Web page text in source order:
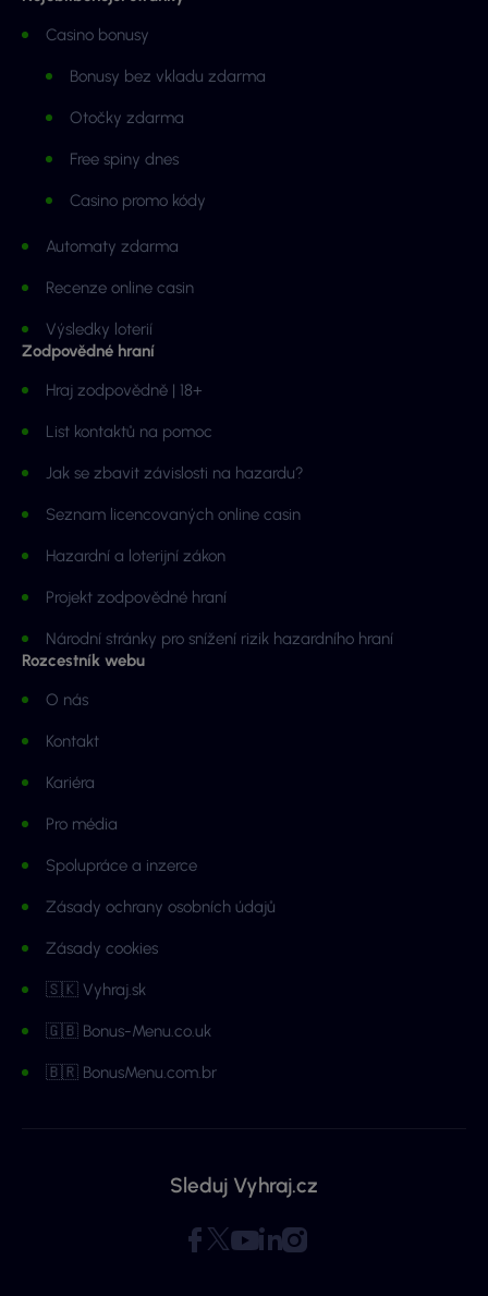
Casino bonusy
Bonusy bez vkladu zdarma
Otočky zdarma
Free spiny dnes
Casino promo kódy
Automaty zdarma
Recenze online casin
Výsledky loterií
Zodpovědné hraní
Hraj zodpovědně | 18+
List kontaktů na pomoc
Jak se zbavit závislosti na hazardu?
Seznam licencovaných online casin
Hazardní a loterijní zákon
Projekt zodpovědné hraní
Národní stránky pro snížení rizik hazardního hraní
Rozcestník webu
O nás
Kontakt
Kariéra
Pro média
Spolupráce a inzerce
Zásady ochrany osobních údajů
Zásady cookies
🇸🇰 Vyhraj.sk
🇬🇧 Bonus-Menu.co.uk
🇧🇷 BonusMenu.com.br
Sleduj Vyhraj.cz